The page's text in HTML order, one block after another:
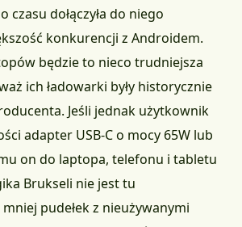
czasu dołączyła do niego
konkurencji z Androidem.
będzie to nieco trudniejsza
ich ładowarki były historycznie
Jeśli jednak użytkownik
adapter USB-C o mocy 65W lub
on do laptopa, telefonu i tabletu
Brukseli nie jest tu
pudełek z nieużywanymi